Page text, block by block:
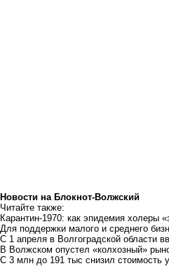
Новости на Блoкнoт-Волжский
Читайте также:
Карантин-1970: как эпидемия холеры
Для поддержки малого и среднего
С 1 апреля в Волгоградской области
В Волжском опустел «колхозный»
С 3 млн до 191 тыс снизил стоимость